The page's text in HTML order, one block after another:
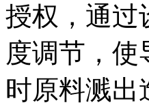
授权，通过
度调节，
时原料溅出